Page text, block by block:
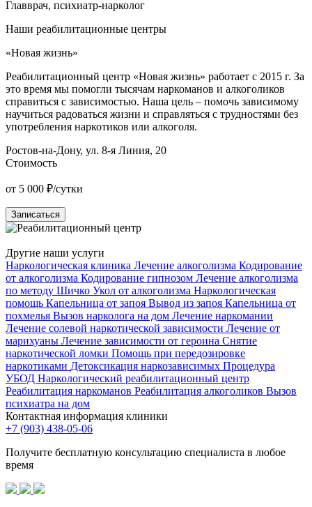
Главврач, психиатр-нарколог
Наши реабилитационные центры
«Новая жизнь»
Реабилитационный центр «Новая жизнь» работает с 2015 г. За
это время мы помогли тысячам наркоманов и алкоголиков
справиться с зависимостью. Наша цель – помочь зависимому
научиться радоваться жизни и справляться с трудностями без
употребления наркотиков или алкоголя.
Ростов-на-Дону, ул. 8-я Линия, 20
Стоимость
от 5 000 ₽/сутки
Записаться
Другие наши услуги
Наркологическая клиника Лечение алкоголизма Кодирование
от алкоголизма Кодирование гипнозом Лечение алкоголизма
по методу Шичко Укол от алкоголизма Наркологическая
помощь Капельница от запоя Вывод из запоя Капельница от
похмелья Вызов нарколога на дом Лечение наркомании
Лечение солевой наркотической зависимости Лечение от
марихуаны Лечение зависимости от героина Снятие
наркотической ломки Помощь при передозировке
наркотиками Детоксикация наркозависимых Процедура
УБОД Наркологический реабилитационный центр
Реабилитация наркоманов Реабилитация алкоголиков Вызов
психиатра на дом
Контактная информация клиники
+7 (903) 438-05-06
Получите бесплатную консультацию специалиста в любое
время